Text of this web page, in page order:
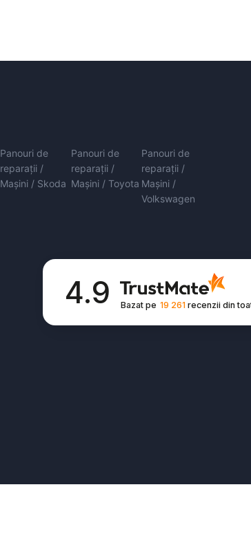
Panouri de
reparații /
Mașini / Skoda
Panouri de
reparații /
Mașini / Toyota
Panouri de
reparații /
Mașini /
Volkswagen
4.9 Bazat pe 19 261recenzii din